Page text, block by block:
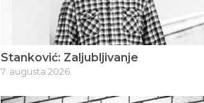
Stanković: Zaljubljivanje
7. augusta 2026.